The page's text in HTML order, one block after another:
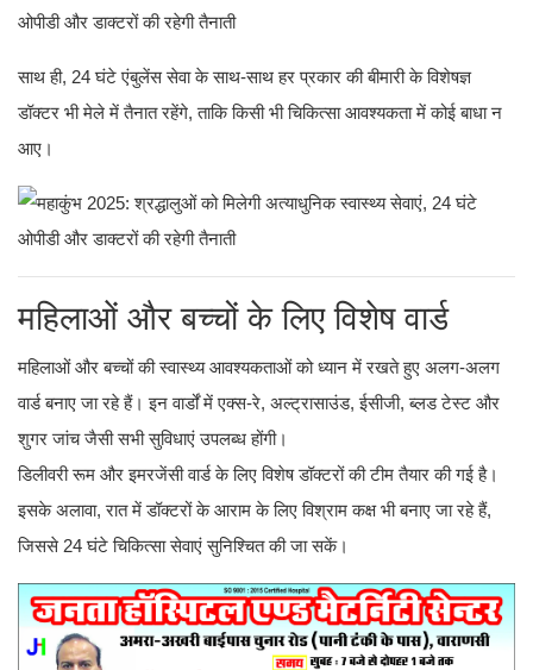
साथ ही, 24 घंटे एंबुलेंस सेवा के साथ-साथ हर प्रकार की बीमारी के विशेषज्ञ
डॉक्टर भी मेले में तैनात रहेंगे, ताकि किसी भी चिकित्सा आवश्यकता में कोई बाधा न
आए।
महिलाओं और बच्चों के लिए विशेष वार्ड
महिलाओं और बच्चों की स्वास्थ्य आवश्यकताओं को ध्यान में रखते हुए अलग-अलग
वार्ड बनाए जा रहे हैं। इन वार्डों में एक्स-रे, अल्ट्रासाउंड, ईसीजी, ब्लड टेस्ट और
शुगर जांच जैसी सभी सुविधाएं उपलब्ध होंगी।
डिलीवरी रूम और इमरजेंसी वार्ड के लिए विशेष डॉक्टरों की टीम तैयार की गई है।
इसके अलावा, रात में डॉक्टरों के आराम के लिए विश्राम कक्ष भी बनाए जा रहे हैं,
जिससे 24 घंटे चिकित्सा सेवाएं सुनिश्चित की जा सकें।